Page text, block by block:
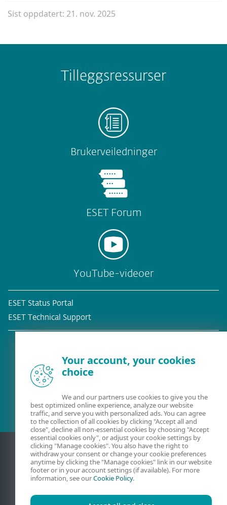
Sist oppdatert: 21. nov. 2025
Tilleggsressurser
Brukerveiledninger
ESET Forum
YouTube-videoer
ESET Status Portal
ESET Technical Support
Your account, your cookies
choice
We and our partners use cookies to give you the
best optimized online experience, analyze our website
traffic, and serve you with personalized ads. You can agree
to the collection of all cookies by clicking "Accept all and
close", decline all non-essential cookies by choosing "Accept
essential cookies only", or adjust your cookie settings by
clicking "Manage cookies". You also have the right to
withdraw your consent or change your cookie preferences
anytime by clicking the "Manage cookies" link in our website
footer or in your account settings (if available). For more
information, see ourCookie Policy.